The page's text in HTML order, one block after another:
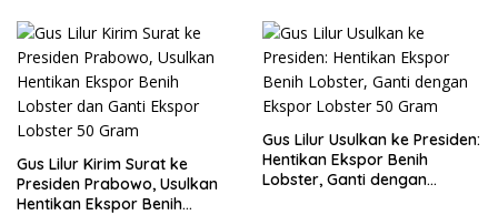
Gus Lilur Kirim Surat ke
Presiden Prabowo, Usulkan
Hentikan Ekspor Benih
Gus Lilur Usulkan ke Presiden:
Hentikan Ekspor Benih
Lobster, Ganti dengan